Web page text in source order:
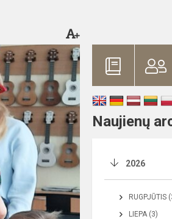
Naujienų
2026
RUGPJŪTIS
LIEPA (3)